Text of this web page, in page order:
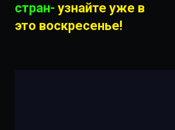
стран- узнайте уже в
это воскресенье!